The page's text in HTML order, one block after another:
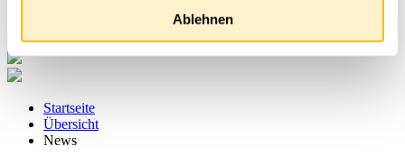
Ablehnen
Startseite
Übersicht
News